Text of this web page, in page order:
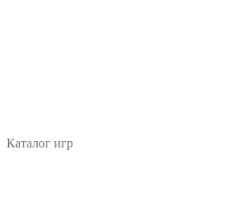
Каталог игр